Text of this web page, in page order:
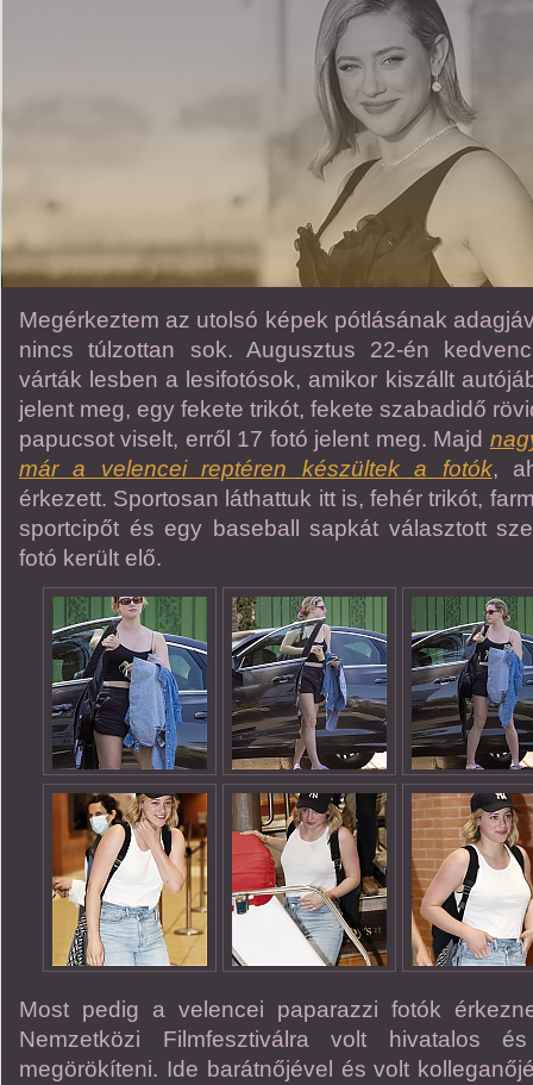
Megérkeztem az utolsó képek pótlásának
nincs túlzottan sok. Augusztus 22-én
várták lesben a lesifotósok, amikor kiszállt
jelent meg, egy fekete trikót, fekete szabadidő
papucsot viselt, erről 17 fotó jelent meg. Majd
már a velencei reptéren készültek a fotók,
érkezett. Sportosan láthattuk itt is, fehér trikót,
sportcipőt és egy baseball sapkát választott
fotó került elő.
Most pedig a velencei paparazzi fotók
Nemzetközi Filmfesztiválra volt hivatalos
megörökíteni. Ide barátnőjével és volt